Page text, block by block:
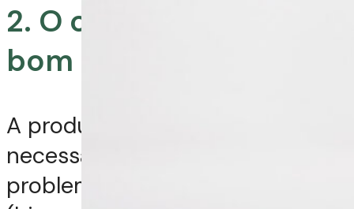
2. O cabelo oleoso é
bom ou ruim?
A produção de sebo é
necessária para proteger o fio. O
problema é o excesso